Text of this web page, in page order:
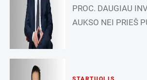
PROC. DAUGIAU
AUKSO NEI PRIEŠ